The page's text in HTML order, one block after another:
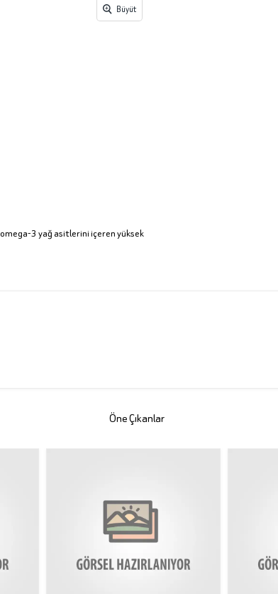
Büyüt
omega-3 yağ asitlerini içeren yüksek
Öne Çıkanlar